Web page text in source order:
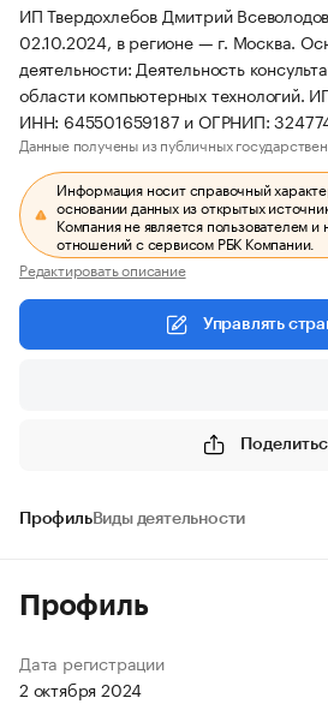
ИП Твердохлебов Дмитрий
02.10.2024, в регионе — г. Москва.
деятельности: Деятельность
области компьютерных технологий.
ИНН: 645501659187 и ОГРНИП:
Данные получены из публичных
Информация носит справочный
основании данных из открытых
Компания не является пользователем
отношений с сервисом РБК Компании.
Редактировать описание
Управлять
ПрофильВиды деятельности
Профиль
Дата регистрации
2 октября 2024